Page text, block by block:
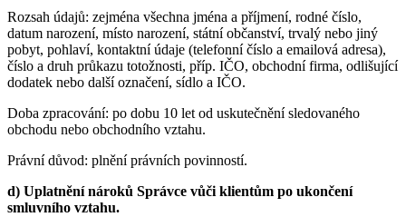
Rozsah údajů: zejména všechna jména a příjmení, rodné číslo,
datum narození, místo narození, státní občanství, trvalý nebo jiný
pobyt, pohlaví, kontaktní údaje (telefonní číslo a emailová adresa),
číslo a druh průkazu totožnosti, příp. IČO, obchodní firma, odlišující
dodatek nebo další označení, sídlo a IČO.
Doba zpracování: po dobu 10 let od uskutečnění sledovaného
obchodu nebo obchodního vztahu.
Právní důvod: plnění právních povinností.
d) Uplatnění nároků Správce vůči klientům po ukončení
smluvního vztahu.